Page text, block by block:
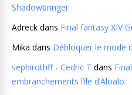
Shadowbringer
Adreck dans Final fantasy XIV
Mika dans Débloquer le mode
sephirothff - Cedric T dans
embranchements l’île d’Aloalo